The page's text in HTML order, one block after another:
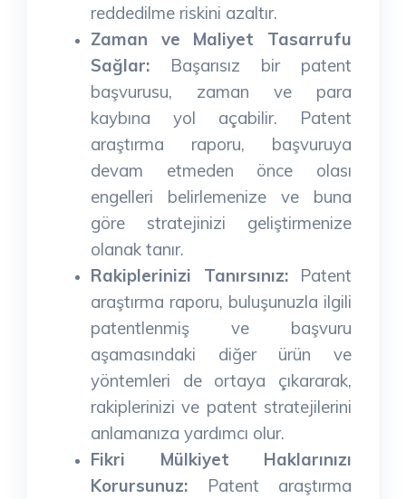
reddedilme riskini azaltır.
Zaman ve Maliyet Tasarrufu
Sağlar: Başarısız bir patent
başvurusu, zaman ve para
kaybına yol açabilir. Patent
araştırma raporu, başvuruya
devam etmeden önce olası
engelleri belirlemenize ve buna
göre stratejinizi geliştirmenize
olanak tanır.
Rakiplerinizi Tanırsınız:Patent
araştırma raporu, buluşunuzla ilgili
patentlenmiş ve başvuru
aşamasındaki diğer ürün ve
yöntemleri de ortaya çıkararak,
rakiplerinizi ve patent stratejilerini
anlamanıza yardımcı olur.
Fikri Mülkiyet Haklarınızı
Korursunuz: Patent araştırma